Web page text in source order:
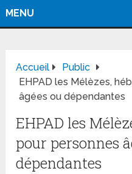
MENU
Accueil
Public
EHPAD les Mélèzes,
âgées ou dépendantes
EHPAD les
pour personnes
dépendantes